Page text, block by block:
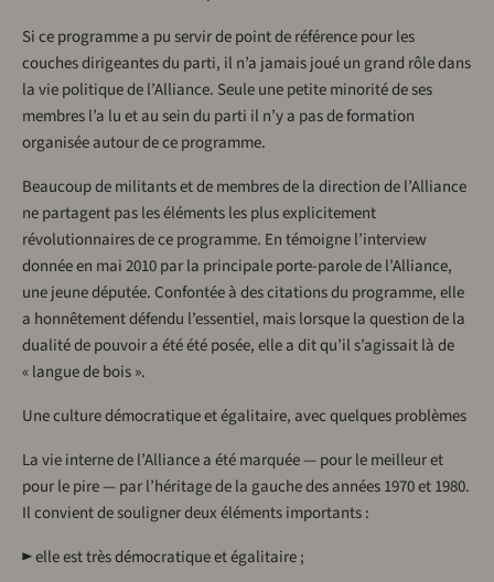
Si ce programme a pu servir de point de référence pour les
couches dirigeantes du parti, il n’a jamais joué un grand rôle dans
la vie politique de l’Alliance. Seule une petite minorité de ses
membres l’a lu et au sein du parti il n’y a pas de formation
organisée autour de ce programme.
Beaucoup de militants et de membres de la direction de l’Alliance
ne partagent pas les éléments les plus explicitement
révolutionnaires de ce programme. En témoigne l’interview
donnée en mai 2010 par la principale porte-parole de l’Alliance,
une jeune députée. Confontée à des citations du programme, elle
a honnêtement défendu l’essentiel, mais lorsque la question de la
dualité de pouvoir a été été posée, elle a dit qu’il s’agissait là de
« langue de bois ».
Une culture démocratique et égalitaire, avec quelques problèmes
La vie interne de l’Alliance a été marquée — pour le meilleur et
pour le pire — par l’héritage de la gauche des années 1970 et 1980.
Il convient de souligner deux éléments importants :
► elle est très démocratique et égalitaire ;